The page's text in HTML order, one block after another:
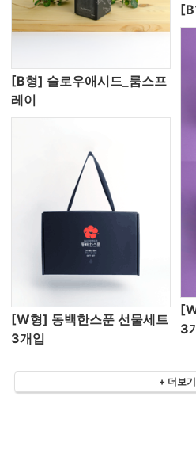
[B형] 슬로우애시드_룸스프
레이
[B
[W형] 동백한스푼 선물세트
3개입
3
+ 더보기